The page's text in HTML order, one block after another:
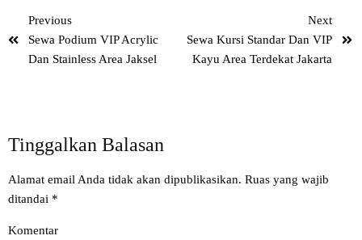
Previous
Sewa Podium VIP Acrylic
Dan Stainless Area Jaksel
Next
Sewa Kursi Standar Dan VIP
Kayu Area Terdekat Jakarta
Tinggalkan Balasan
Alamat email Anda tidak akan dipublikasikan. Ruas yang wajib
ditandai *
Komentar